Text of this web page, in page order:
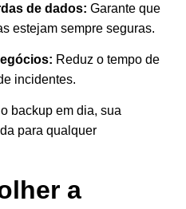
de dados: Garante que
estejam sempre seguras.
Reduz o tempo de
incidentes.
backup em dia, sua
para qualquer
a